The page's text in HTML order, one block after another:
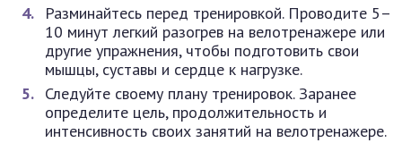
Разминайтесь перед тренировкой. Проводите 5–
10 минут легкий разогрев на велотренажере или
другие упражнения, чтобы подготовить свои
мышцы, суставы и сердце к нагрузке.
Следуйте своему плану тренировок. Заранее
определите цель, продолжительность и
интенсивность своих занятий на велотренажере.